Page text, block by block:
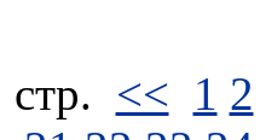
стp. << 1 2